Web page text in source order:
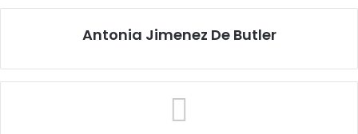
Navigation
Antonia Jimenez De Butler